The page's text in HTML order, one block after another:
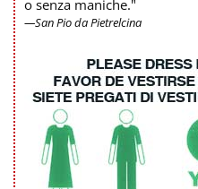
o senza maniche."
—San Pio da Pietrelcina